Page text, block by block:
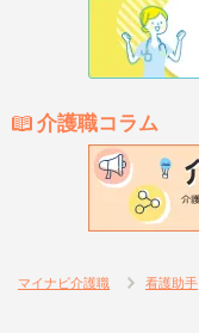
介護職コラム
マイナビ介護職 看護助手